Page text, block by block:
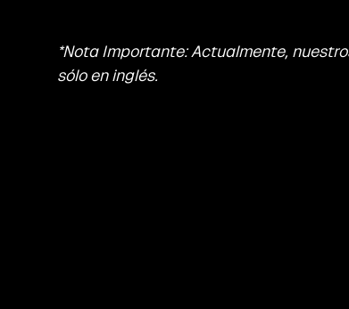
*Nota Importante: Actualmente,
sólo en inglés.